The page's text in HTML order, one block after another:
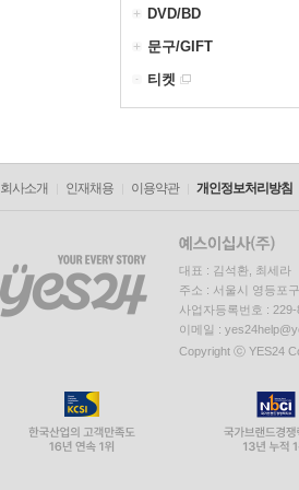
DVD/BD
문구/GIFT
티켓
회사소개 인재채용 이용약관 개인정보처리방침
대표 : 김석환, 최세라
주소 : 서울시 영등포
사업자등록번호 :
이메일 :
Copyright ⓒ YES24